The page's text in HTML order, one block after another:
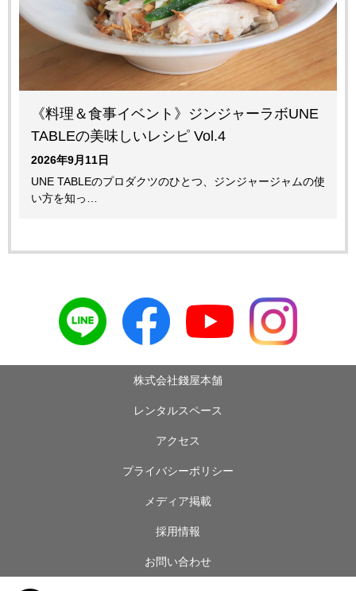
《料理＆食事イベント》ジンジャーラボUNE
TABLEの美味しいレシピ Vol.4
2026年9月11日
UNE TABLEのプロダクツのひとつ、ジンジャージャムの使
い方を知っ…
株式会社錢屋本舗
レンタルスペース
アクセス
プライバシーポリシー
メディア掲載
採用情報
お問い合わせ